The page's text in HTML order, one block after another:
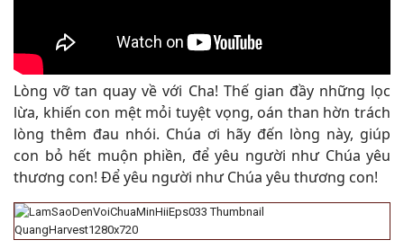
Lòng vỡ tan quay về với Cha! Thế gian đầy những lọc
lừa, khiến con mệt mỏi tuyệt vọng, oán than hờn trách
lòng thêm đau nhói. Chúa ơi hãy đến lòng này, giúp
con bỏ hết muộn phiền, để yêu người như Chúa yêu
thương con! Để yêu người như Chúa yêu thương con!